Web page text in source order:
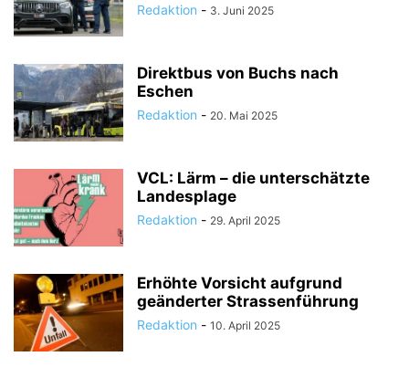
Redaktion - 3. Juni 2025
Direktbus von Buchs nach
Eschen
Redaktion - 20. Mai 2025
VCL: Lärm – die unterschätzte
Landesplage
Redaktion - 29. April 2025
Erhöhte Vorsicht aufgrund
geänderter Strassenführung
Redaktion - 10. April 2025